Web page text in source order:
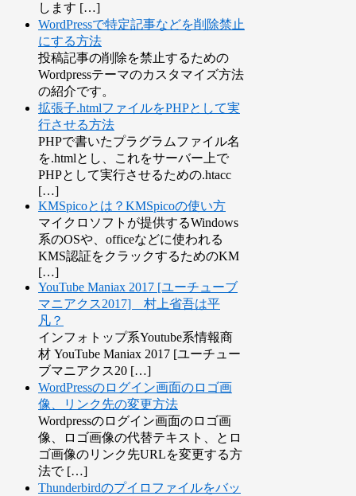
します […]
WordPressで特定記事などを削除禁止
にする方法
投稿記事の削除を禁止するための
Wordpressテーマのカスタマイズ方法
の紹介です。
拡張子.htmlファイルをPHPとして実
行させる方法
PHPで書いたプラグラムファイル名
を.htmlとし、これをサーバー上で
PHPとして実行させるための.htacc
[…]
KMSpicoとは？KMSpicoの使い方
マイクロソフトが提供するWindows
系のOSや、officeなどに使われる
KMS認証をクラックするためのKM
[…]
YouTube Maniax 2017 [ユーチューブ
マニアクス2017] 村上省吾は平
凡？
インフォトップ系Youtube系情報商
材 YouTube Maniax 2017 [ユーチュー
ブマニアクス20 […]
WordPressのログイン画面のロゴ画
像、リンク先の変更方法
Wordpressのログイン画面のロゴ画
像、ロゴ画像の代替テキスト、とロ
ゴ画像のリンク先URLを変更する方
法で […]
Thunderbirdのプイロファイルをバッ